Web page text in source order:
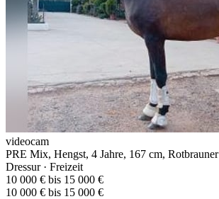
videocam
PRE Mix, Hengst, 4 Jahre, 167 cm, Rotbrauner
Dressur · Freizeit
10 000 € bis 15 000 €
10 000 € bis 15 000 €